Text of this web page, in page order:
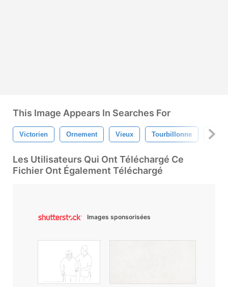
This Image Appears In Searches For
Victorien Ornement Vieux Tourbillonne Floral
Les Utilisateurs Qui Ont Téléchargé Ce
Fichier Ont Également Téléchargé
Images sponsorisées